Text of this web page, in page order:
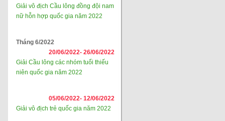
Giải vô địch Cầu lông đồng đội nam
nữ hỗn hợp quốc gia năm 2022
Tháng 6/2022
20/06/2022- 26/06/2022
Giải Cầu lông các nhóm tuổi thiếu
niên quốc gia năm 2022
05/06/2022- 12/06/2022
Giải vô địch trẻ quốc gia năm 2022